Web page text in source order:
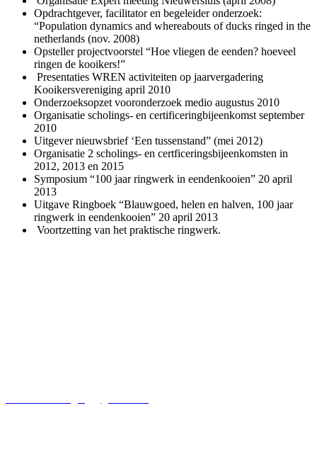
Opdrachtgever, facilitator en begeleider onderzoek:
“Population dynamics and whereabouts of ducks ringed in the
netherlands (nov. 2008)
Opsteller projectvoorstel “Hoe vliegen de eenden? hoeveel
ringen de kooikers!”
Presentaties WREN activiteiten op jaarvergadering
Kooikersvereniging april 2010
Onderzoeksopzet vooronderzoek medio augustus 2010
Organisatie scholings- en certificeringbijeenkomst september
2010
Uitgever nieuwsbrief ‘Een tussenstand” (mei 2012)
Organisatie 2 scholings- en certficeringsbijeenkomsten in
2012, 2013 en 2015
Symposium “100 jaar ringwerk in eendenkooien” 20 april
2013
Uitgave Ringboek “Blauwgoed, helen en halven, 100 jaar
ringwerk in eendenkooien” 20 april 2013
Voortzetting van het praktische ringwerk.